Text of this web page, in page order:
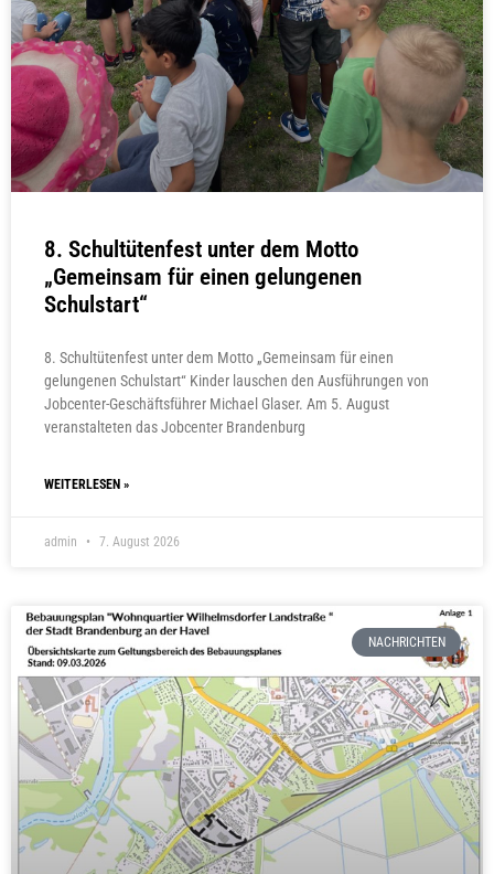
8. Schultütenfest unter dem Motto
„Gemeinsam für einen gelungenen
Schulstart“
8. Schultütenfest unter dem Motto „Gemeinsam für einen
gelungenen Schulstart“ Kinder lauschen den Ausführungen von
Jobcenter-Geschäftsführer Michael Glaser. Am 5. August
veranstalteten das Jobcenter Brandenburg
WEITERLESEN »
admin 7. August 2026
NACHRICHTEN